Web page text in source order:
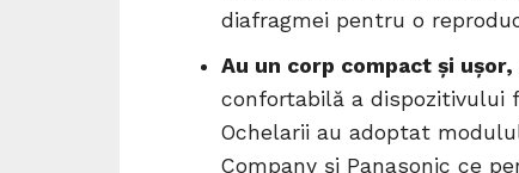
diafragmei pentru o
Au un corp compact și
confortabilă a dispozitivului
Ochelarii au adoptat
Company și Panasonic ce